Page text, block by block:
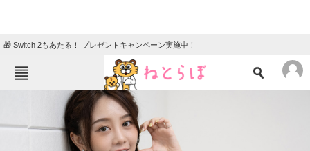
🎁 Switch 2もあたる！ プレゼントキャンペーン実施中！
ねとらぼメニュー
クイズ